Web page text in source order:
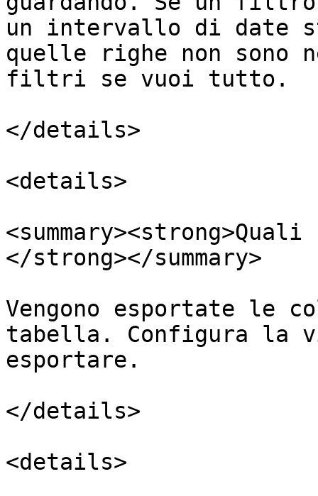
un intervallo di date
quelle righe non
filtri se vuoi tutto.
</details>
<details>
</strong></summary>
Vengono esportate le
tabella. Configura la
esportare.
</details>
<details>